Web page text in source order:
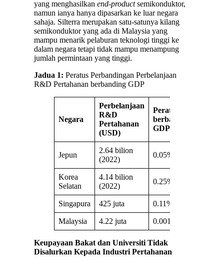
yang menghasilkan end-productsemikonduktor,
namun ianya hanya dipasarkan ke luar negara
sahaja. Silterra merupakan satu-satunya kilang
semikonduktor yang ada di Malaysia yang
mampu menarik pelaburan teknologi tinggi ke
dalam negara tetapi tidak mampu menampung
jumlah permintaan yang tinggi.
Jadua 1: Peratus Perbandingan Perbelanjaan
R&D Pertahanan berbanding GDP
Negara
Perbelanjaan
R&D
Pertahanan
(USD)
Peratus
berbanding
GDP
Jepun
2.64 bilion
(2022)
0.05%
Korea
Selatan
4.14 bilion
(2022)
0.25%
Singapura 425 juta 0.11%
Malaysia 4.22 juta 0.001%
Keupayaan Bakat dan Universiti Tidak
Disalurkan Kepada Industri Pertahanan